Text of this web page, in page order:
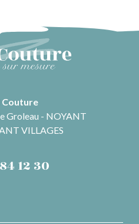
Couture
Groleau - NOYANT
VILLAGES
12 30